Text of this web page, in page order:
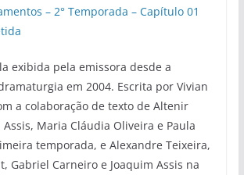
– 2° Temporada – Capítulo 01
exibida pela emissora desde a
em 2004. Escrita por Vivian
a colaboração de texto de Altenir
Assis, Maria Cláudia Oliveira e Paula
temporada, e Alexandre Teixeira,
Gabriel Carneiro e Joaquim Assis na